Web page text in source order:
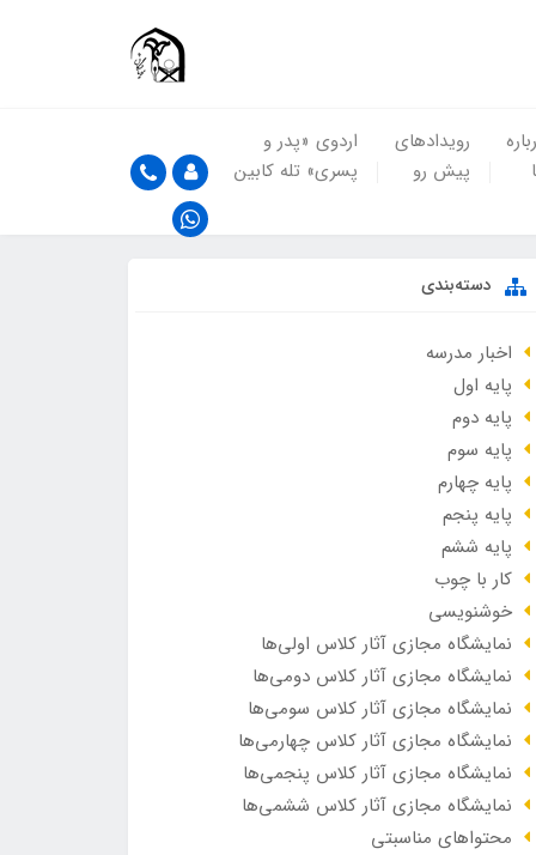
رویدادهای
پیش رو
اردوی «پدر و
پسری» تله کابین
دسته‌بندی
اخبار مدرسه
پایه اول
پایه دوم
پایه سوم
پایه چهارم
پایه پنجم
پایه ششم
کار با چوب
خوشنویسی
نمایشگاه مجازی آثار کلاس اولی‌ها
نمایشگاه مجازی آثار کلاس دومی‌ها
نمایشگاه مجازی آثار کلاس سومی‌ها
نمایشگاه مجازی آثار کلاس چهارمی‌ها
نمایشگاه مجازی آثار کلاس پنجمی‌ها
نمایشگاه مجازی آثار کلاس ششمی‌ها
محتواهای مناسبتی